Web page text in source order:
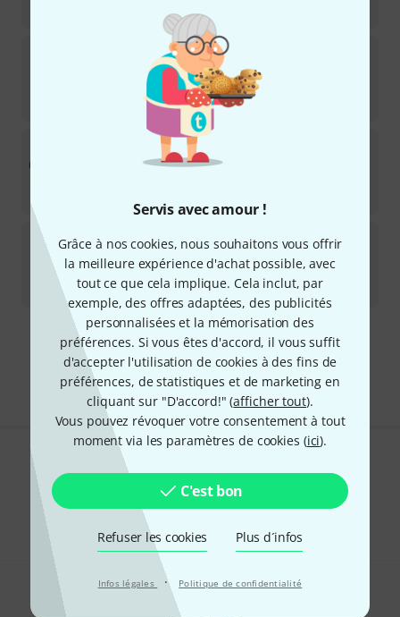
Servis avec amour !
Grâce à nos cookies, nous souhaitons vous offrir
la meilleure expérience d'achat possible, avec
tout ce que cela implique. Cela inclut, par
exemple, des offres adaptées, des publicités
personnalisées et la mémorisation des
préférences. Si vous êtes d'accord, il vous suffit
d'accepter l'utilisation de cookies à des fins de
préférences, de statistiques et de marketing en
cliquant sur "D'accord!" (afficher tout).
Vous pouvez révoquer votre consentement à tout
moment via les paramètres de cookies (ici).
C'est bon
Refuser les cookies Plus d´infos
Infos légales · Politique de confidentialité
SH712
59
Disponible sous 1–2 semaines
Schatten Design
9
Magus Octopus B-Stock
Disponible immédiatement
19,90 €
Envoi gratuit à partir de 69 €
Les prix sont indiqués avec TVA comprise
Aimez-vous ce que vous voyez ?
Partager Aide et commentaires